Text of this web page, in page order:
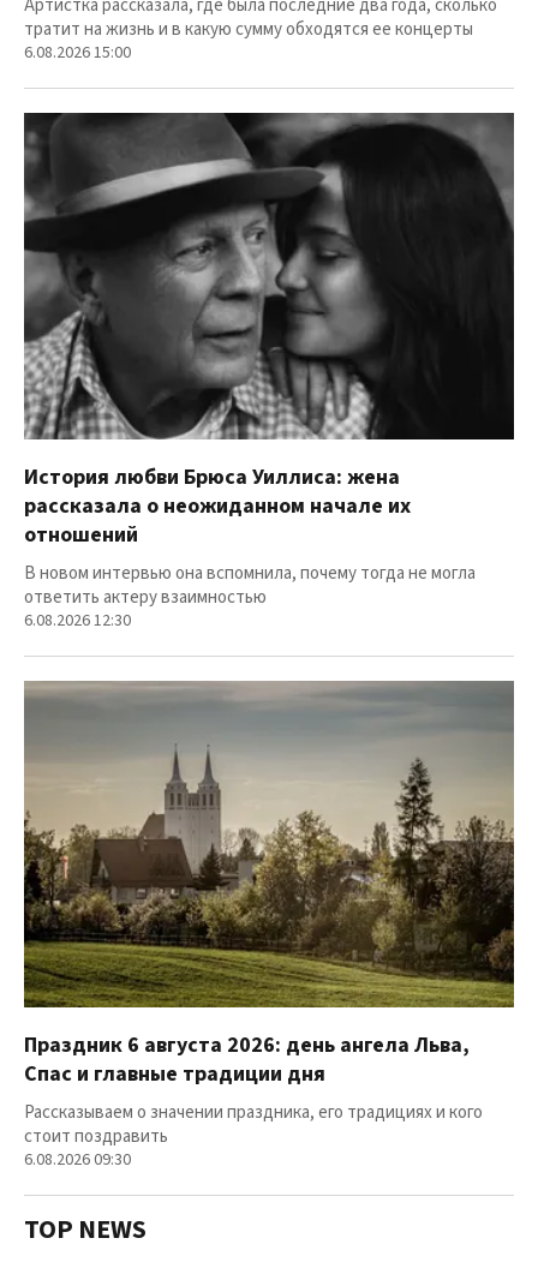
Артистка рассказала, где была последние два года, сколько
тратит на жизнь и в какую сумму обходятся ее концерты
6.08.2026 15:00
История любви Брюса Уиллиса: жена
рассказала о неожиданном начале их
отношений
В новом интервью она вспомнила, почему тогда не могла
ответить актеру взаимностью
6.08.2026 12:30
Праздник 6 августа 2026: день ангела Льва,
Спас и главные традиции дня
Рассказываем о значении праздника, его традициях и кого
стоит поздравить
6.08.2026 09:30
TOP NEWS